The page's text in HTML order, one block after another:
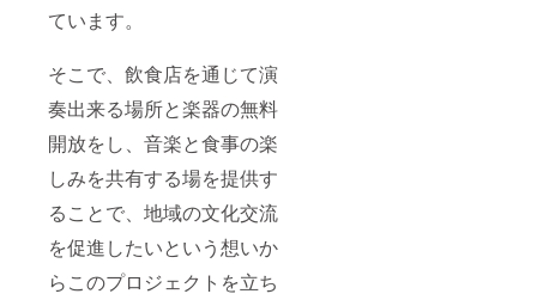
ています。
そこで、飲食店を通じて演
奏出来る場所と楽器の無料
開放をし、音楽と食事の楽
しみを共有する場を提供す
ることで、地域の文化交流
を促進したいという想いか
らこのプロジェクトを立ち